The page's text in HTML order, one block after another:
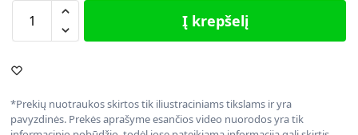
Į krepšelį
*Prekių nuotraukos skirtos tik iliustraciniams tikslams ir yra
pavyzdinės. Prekės aprašyme esančios video nuorodos yra tik